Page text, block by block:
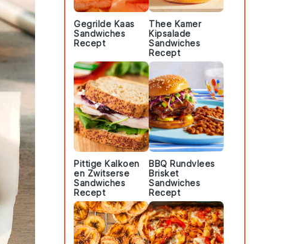
Gegrilde Kaas
Sandwiches
Recept
Thee Kamer
Kipsalade
Sandwiches
Recept
Pittige Kalkoen
en Zwitserse
Sandwiches
Recept
BBQ Rundvlees
Brisket
Sandwiches
Recept